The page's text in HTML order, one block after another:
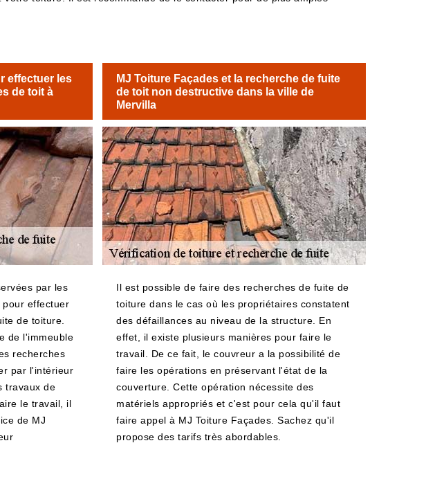
effectuer les
de toit à
par les
pour effectuer
de toiture.
de l'immeuble
recherches
par l'intérieur
travaux de
le travail, il
de MJ
MJ Toiture Façades et la recherche de fuite
de toit non destructive dans la ville de
Mervilla
Il est possible de faire des recherches de fuite de
toiture dans le cas où les propriétaires constatent
des défaillances au niveau de la structure. En
effet, il existe plusieurs manières pour faire le
travail. De ce fait, le couvreur a la possibilité de
faire les opérations en préservant l'état de la
couverture. Cette opération nécessite des
matériels appropriés et c'est pour cela qu'il faut
faire appel à MJ Toiture Façades. Sachez qu'il
propose des tarifs très abordables.